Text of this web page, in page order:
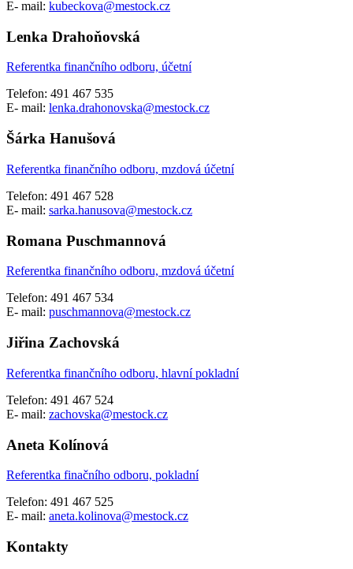
E- mail: kubeckova@mestock.cz
Lenka Drahoňovská
Referentka finančního odboru, účetní
Telefon: 491 467 535
E- mail: lenka.drahonovska@mestock.cz
Šárka Hanušová
Referentka finančního odboru, mzdová účetní
Telefon: 491 467 528
E- mail: sarka.hanusova@mestock.cz
Romana Puschmannová
Referentka finančního odboru, mzdová účetní
Telefon: 491 467 534
E- mail: puschmannova@mestock.cz
Jiřina Zachovská
Referentka finančního odboru, hlavní pokladní
Telefon: 491 467 524
E- mail: zachovska@mestock.cz
Aneta Kolínová
Referentka finačního odboru, pokladní
Telefon: 491 467 525
E- mail: aneta.kolinova@mestock.cz
Kontakty